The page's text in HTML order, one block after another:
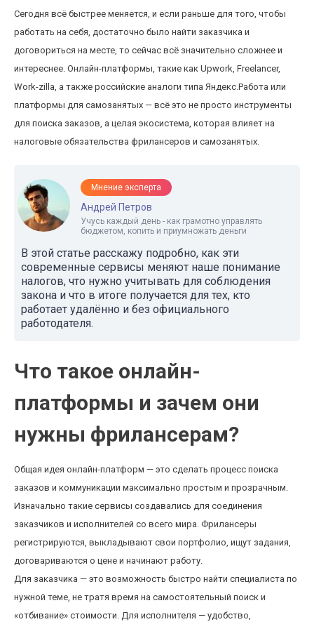
Сегодня всё быстрее меняется, и если раньше для того, чтобы
работать на себя, достаточно было найти заказчика и
договориться на месте, то сейчас всё значительно сложнее и
интереснее. Онлайн-платформы, такие как Upwork, Freelancer,
Work-zilla, а также российские аналоги типа Яндекс.Работа или
платформы для самозанятых — всё это не просто инструменты
для поиска заказов, а целая экосистема, которая влияет на
налоговые обязательства фрилансеров и самозанятых.
Мнение эксперта
Андрей Петров
Учусь каждый день - как грамотно управлять
бюджетом, копить и приумножать деньги
В этой статье расскажу подробно, как эти
современные сервисы меняют наше понимание
налогов, что нужно учитывать для соблюдения
закона и что в итоге получается для тех, кто
работает удалённо и без официального
работодателя.
Что такое онлайн-
платформы и зачем они
нужны фрилансерам?
Общая идея онлайн-платформ — это сделать процесс поиска
заказов и коммуникации максимально простым и прозрачным.
Изначально такие сервисы создавались для соединения
заказчиков и исполнителей со всего мира. Фрилансеры
регистрируются, выкладывают свои портфолио, ищут задания,
договариваются о цене и начинают работу.
Для заказчика — это возможность быстро найти специалиста по
нужной теме, не тратя время на самостоятельный поиск и
«отбивание» стоимости. Для исполнителя — удобство,